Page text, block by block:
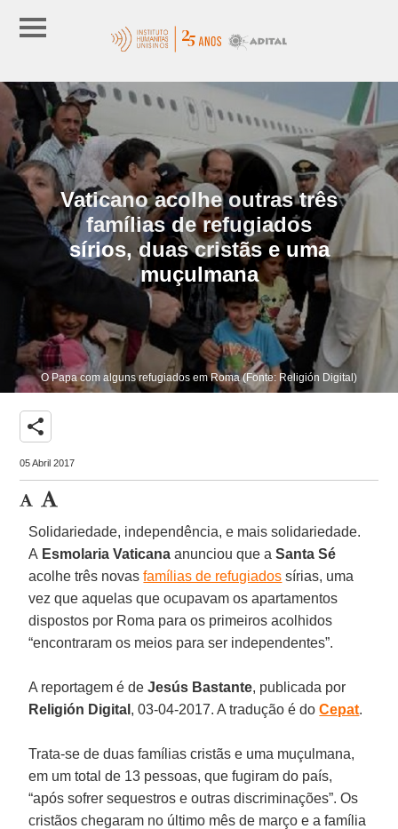
Vaticano acolhe outras três
famílias de refugiados
sírios, duas cristãs e uma
muçulmana
O Papa com alguns refugiados em Roma (Fonte: Religión Digital)
share
05 Abril 2017
Solidariedade, independência, e mais solidariedade.
A Esmolaria Vaticana anunciou que aSanta Sé
acolhe três novasfamílias de refugiados sírias, uma
vez que aquelas que ocupavam os apartamentos
dispostos por Roma para os primeiros acolhidos
“encontraram os meios para ser independentes”.
A reportagem é deJesús Bastante, publicada por
Religión Digital , 03-04-2017. A tradução é doCepat.
Trata-se de duas famílias cristãs e uma muçulmana,
em um total de 13 pessoas, que fugiram do país,
“após sofrer sequestros e outras discriminações”. Os
cristãos chegaram no último mês de março e a família